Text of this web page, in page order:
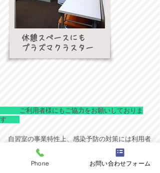
休憩スペースにも
​プラズマクラスター
ご利用者様にもご協力をお願いしておりま
す
自習室の事業特性上、感染予防の対策には利用者
1人1人のご理解とご協力が不可欠ですので、以下
のことをお願いしております。
利用時間帯をずらす・滞在時間の短縮・人と間
Phone お問い合わせフォーム